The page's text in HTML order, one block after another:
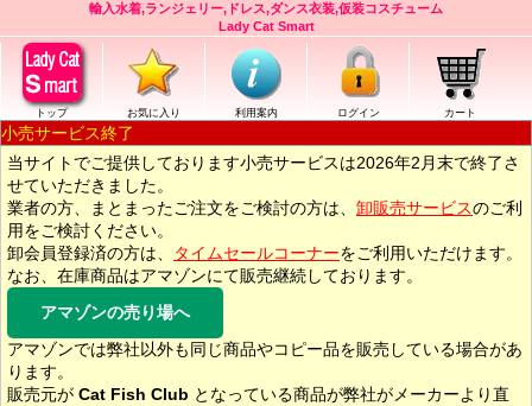
輸入水着,ランジェリー,ドレス,ダンス衣装,仮装コスチューム
Lady Cat Smart
トップ お気に入り 利用案内 ログイン カート
小売サービス終了
当サイトでご提供しております小売サービスは2026年2月末で終了さ
せていただきました。
業者の方、まとまったご注文をご検討の方は、 卸販売サービスのご利
用をご検討ください。
卸会員登録済の方は、
タイムセールコーナーをご利用いただけます。
なお、在庫商品はアマゾンにて販売継続しております。
アマゾンの売り場へ
アマゾンでは弊社以外も同じ商品やコピー品を販売している場合があ
ります。
販売元が Cat Fish Club となっている商品が弊社がメーカーより直